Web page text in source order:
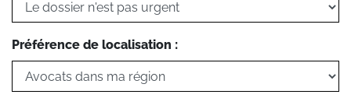
Préférence de localisation :